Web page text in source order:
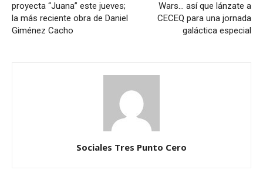
proyecta “Juana” este jueves;
la más reciente obra de Daniel
Giménez Cacho
Wars… así que lánzate a
CECEQ para una jornada
galáctica especial
Sociales Tres Punto Cero